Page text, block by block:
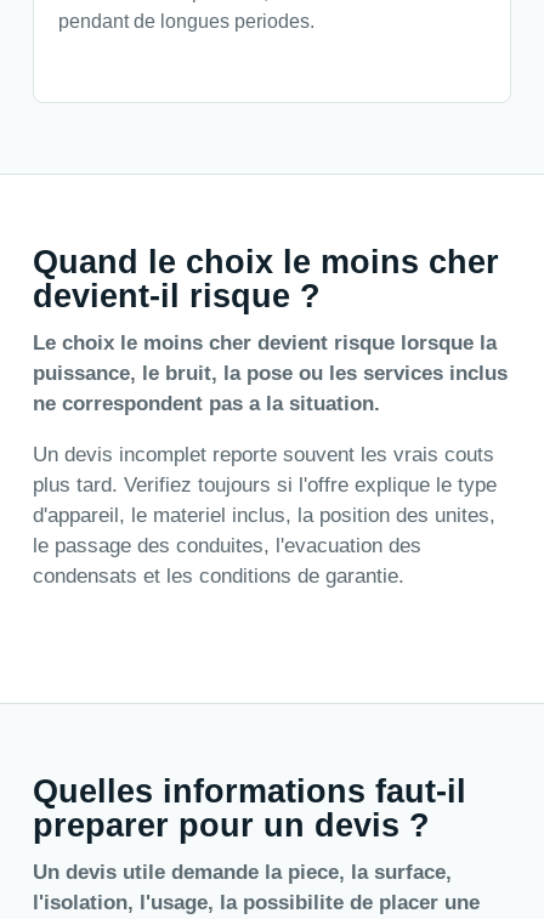
pendant de longues periodes.
Quand le choix le moins cher
devient-il risque ?
Le choix le moins cher devient risque lorsque la
puissance, le bruit, la pose ou les services inclus
ne correspondent pas a la situation.
Un devis incomplet reporte souvent les vrais couts
plus tard. Verifiez toujours si l'offre explique le type
d'appareil, le materiel inclus, la position des unites,
le passage des conduites, l'evacuation des
condensats et les conditions de garantie.
Quelles informations faut-il
preparer pour un devis ?
Un devis utile demande la piece, la surface,
l'isolation, l'usage, la possibilite de placer une